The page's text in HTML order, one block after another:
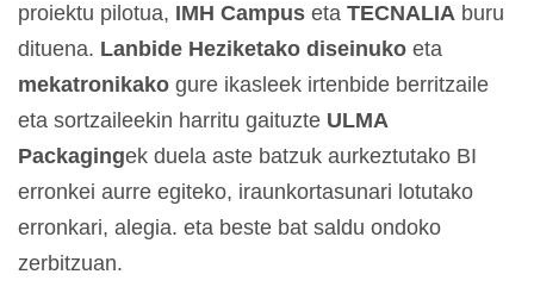
proiektu pilotua, IMH Campus eta TECNALIA buru
dituena. Lanbide Heziketako diseinuko eta
mekatronikako gure ikasleek irtenbide berritzaile
eta sortzaileekin harritu gaituzte ULMA
Packagingek duela aste batzuk aurkeztutako BI
erronkei aurre egiteko, iraunkortasunari lotutako
erronkari, alegia. eta beste bat saldu ondoko
zerbitzuan.